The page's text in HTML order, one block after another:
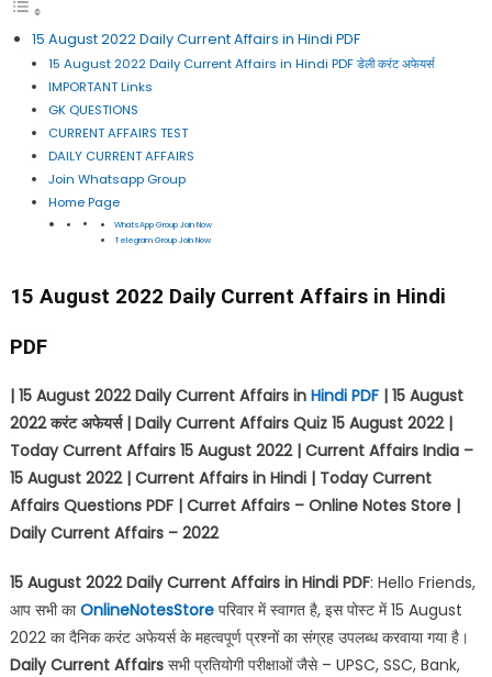
15 August 2022 Daily Current Affairs in Hindi PDF
15 August 2022 Daily Current Affairs in Hindi PDF डेली करंट अफेयर्स
IMPORTANT Links
GK QUESTIONS
CURRENT AFFAIRS TEST
DAILY CURRENT AFFAIRS
Join Whatsapp Group
Home Page
WhatsApp Group Join Now
Telegram Group Join Now
15 August 2022 Daily Current Affairs in Hindi
PDF
| 15 August 2022 Daily Current Affairs in Hindi PDF| 15 August
2022करंट अफेयर्स | Daily Current Affairs Quiz 15 August 2022 |
Today Current Affairs 15 August 2022 | Current Affairs India –
15 August 2022 | Current Affairs in Hindi | Today Current
Affairs Questions PDF | Curret Affairs – Online Notes Store |
Daily Current Affairs – 2022
15 August 2022 Daily Current Affairs in Hindi PDF: Hello Friends,
आप सभी काOnlineNotesStoreपरिवार में स्वागत है, इस पोस्ट में 15 August
2022 का दैनिक करंट अफेयर्स के महत्वपूर्ण प्रश्नों का संग्रह उपलब्ध करवाया गया है।
Daily Current Affairsसभी प्रतियोगी परीक्षाओं जैसे – UPSC, SSC, Bank,